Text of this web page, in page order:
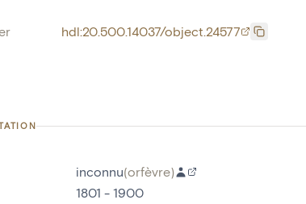
hdl:20.500.14037/object.24577
inconnu(orfèvre)
1801 - 1900